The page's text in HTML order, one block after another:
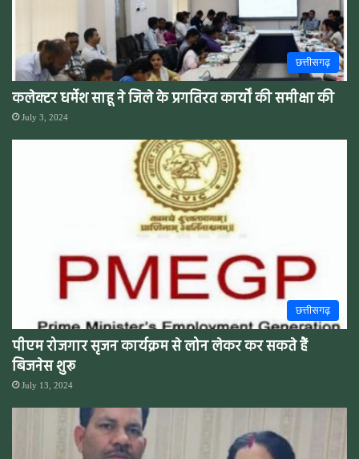
छत्तीसगढ़
कलेक्टर धर्मेश साहू ने जिले के प्रगतिरत कार्यों की समीक्षा की
July 3, 2024
छत्तीसगढ़
पीएम रोजगार सृजन कार्यक्रम से लोन लेकर कर सकते हैं
बिजनेस शुरू
July 13, 2024